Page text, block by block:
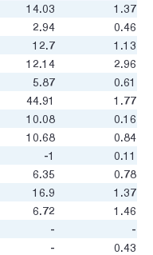
14.03
1.37
2.94
0.46
12.7
1.13
12.14
2.96
5.87
0.61
44.91
1.77
10.08
0.16
10.68
0.84
-1
0.11
6.35
0.78
16.9
1.37
6.72
1.46
-
-
-
0.43